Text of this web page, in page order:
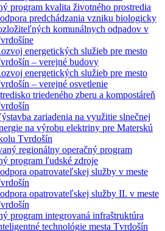
program kvalita životného prostredia
predchádzania vzniku biologicky
komunálnych odpadov v
energetických služieb pre mesto
– verejné budovy
energetických služieb pre mesto
– verejné osvetlenie
triedeného zberu a kompostáreň
zariadenia na využitie slnečnej
na výrobu elektriny pre Materskú
Tvrdošín
regionálny operačný program
program ľudské zdroje
opatrovateľskej služby v meste
opatrovateľskej služby II. v meste
program integrovaná infraštruktúra
technológie mesta Tvrdošín